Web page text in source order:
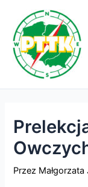
treści
Przez